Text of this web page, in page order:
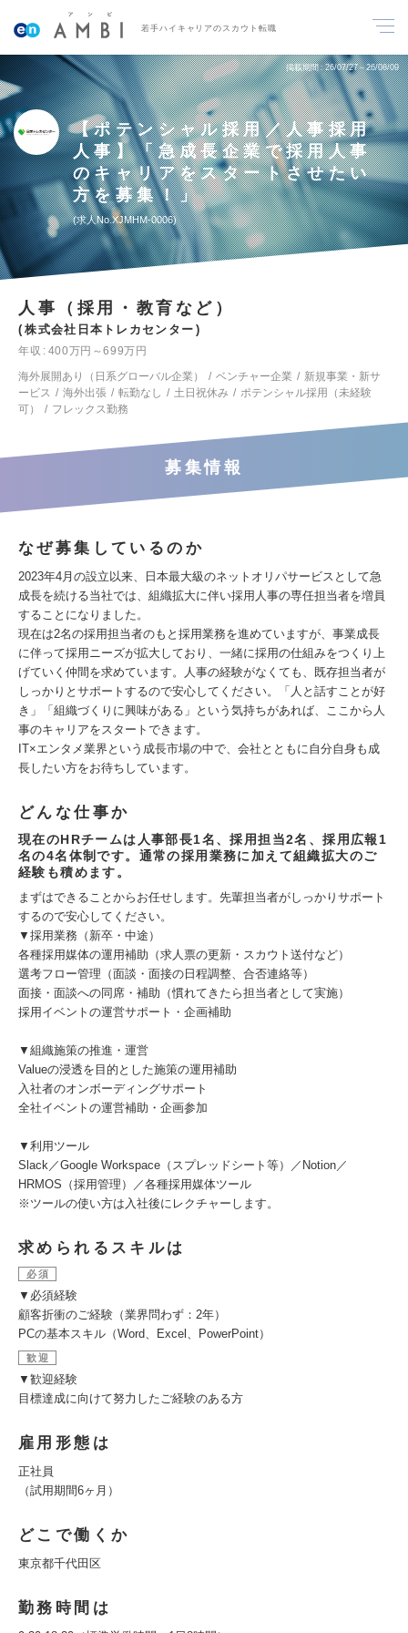
若手ハイキャリアのスカウト転職
掲載期間 26/07/27～26/08/09
【ポテンシャル採用／人事採用
人事】「急成長企業で採用人事
のキャリアをスタートさせたい
方を募集！」
求人No.XJMHM-0006
人事（採用・教育など）
株式会社日本トレカセンター
年収
400万円～699万円
海外展開あり（日系グローバル企業）
ベンチャー企業
新規事業・新サ
ービス
海外出張 転勤なし 土日祝休み
ポテンシャル採用（未経験
可）
フレックス勤務
募集情報
なぜ募集しているのか
2023年4月の設立以来、日本最大級のネットオリパサービスとして急
成長を続ける当社では、組織拡大に伴い採用人事の専任担当者を増員
することになりました。
現在は2名の採用担当者のもと採用業務を進めていますが、事業成長
に伴って採用ニーズが拡大しており、一緒に採用の仕組みをつくり上
げていく仲間を求めています。人事の経験がなくても、既存担当者が
しっかりとサポートするので安心してください。「人と話すことが好
き」「組織づくりに興味がある」という気持ちがあれば、ここから人
事のキャリアをスタートできます。
IT×エンタメ業界という成長市場の中で、会社とともに自分自身も成
長したい方をお待ちしています。
どんな仕事か
現在のHRチームは人事部長1名、採用担当2名、採用広報1
名の4名体制です。通常の採用業務に加えて組織拡大のご
経験も積めます。
まずはできることからお任せします。先輩担当者がしっかりサポート
するので安心してください。
▼採用業務（新卒・中途）
各種採用媒体の運用補助（求人票の更新・スカウト送付など）
選考フロー管理（面談・面接の日程調整、合否連絡等）
面接・面談への同席・補助（慣れてきたら担当者として実施）
採用イベントの運営サポート・企画補助
▼組織施策の推進・運営
Valueの浸透を目的とした施策の運用補助
入社者のオンボーディングサポート
全社イベントの運営補助・企画参加
▼利用ツール
Slack／Google Workspace（スプレッドシート等）／Notion／
HRMOS（採用管理）／各種採用媒体ツール
※ツールの使い方は入社後にレクチャーします。
求められるスキルは
必須
▼必須経験
顧客折衝のご経験（業界問わず：2年）
PCの基本スキル（Word、Excel、PowerPoint）
歓迎
▼歓迎経験
目標達成に向けて努力したご経験のある方
雇用形態は
正社員
（試用期間6ヶ月）
どこで働くか
東京都千代田区
勤務時間は